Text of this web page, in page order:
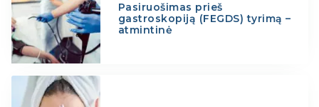
Pasiruošimas prieš
gastroskopiją (FEGDS) tyrimą –
atmintinė